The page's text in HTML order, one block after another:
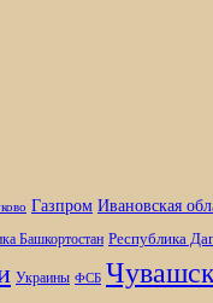
Газпром Ивановская
Башкортостан Республика
Украины ФСБ